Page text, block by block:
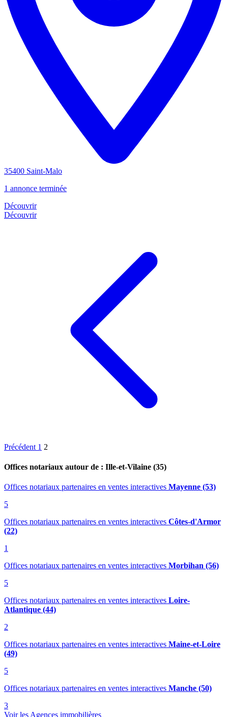
35400 Saint-Malo
1 annonce terminée
Découvrir
Découvrir
Précédent 1 2
Offices notariaux autour de : Ille-et-Vilaine (35)
Offices notariaux partenaires en ventes interactives Mayenne (53)
5
Offices notariaux partenaires en ventes interactives Côtes-d'Armor
(22)
1
Offices notariaux partenaires en ventes interactives Morbihan (56)
5
Offices notariaux partenaires en ventes interactives Loire-
Atlantique (44)
2
Offices notariaux partenaires en ventes interactives Maine-et-Loire
(49)
5
Offices notariaux partenaires en ventes interactives Manche (50)
3
Voir les Agences immobilières